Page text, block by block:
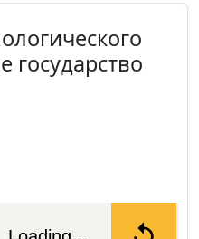
государство